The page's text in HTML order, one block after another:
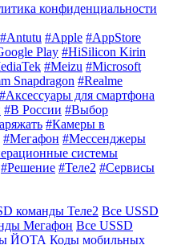
конфиденциальности
#Antutu #Apple #AppStore
Play #HiSilicon Kirin
#Meizu #Microsoft
Snapdragon #Realme
#Аксессуары для смартфона
#В России #Выбор
#Камеры в
#Мегафон #Мессенджеры
системы
#Решение #Теле2 #Сервисы
команды Теле2 Все USSD
Мегафон Все USSD
ЙОТА Коды мобильных